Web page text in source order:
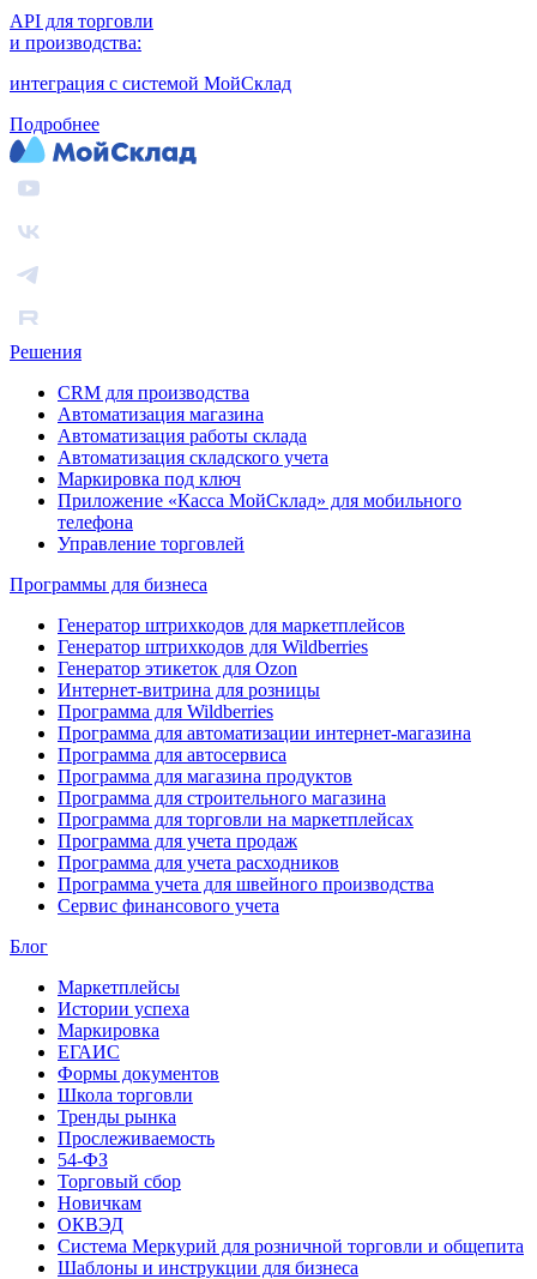
API для торговли
и производства:
интеграция с системой МойСклад
Подробнее
Решения
CRM для производства
Автоматизация магазина
Автоматизация работы склада
Автоматизация складского учета
Маркировка под ключ
Приложение «Касса МойСклад» для мобильного
телефона
Управление торговлей
Программы для бизнеса
Генератор штрихкодов для маркетплейсов
Генератор штрихкодов для Wildberries
Генератор этикеток для Ozon
Интернет-витрина для розницы
Программа для Wildberries
Программа для автоматизации интернет-магазина
Программа для автосервиса
Программа для магазина продуктов
Программа для строительного магазина
Программа для торговли на маркетплейсах
Программа для учета продаж
Программа для учета расходников
Программа учета для швейного производства
Сервис финансового учета
Блог
Маркетплейсы
Истории успеха
Маркировка
ЕГАИС
Формы документов
Школа торговли
Тренды рынка
Прослеживаемость
54-ФЗ
Торговый сбор
Новичкам
ОКВЭД
Система Меркурий для розничной торговли и общепита
Шаблоны и инструкции для бизнеса